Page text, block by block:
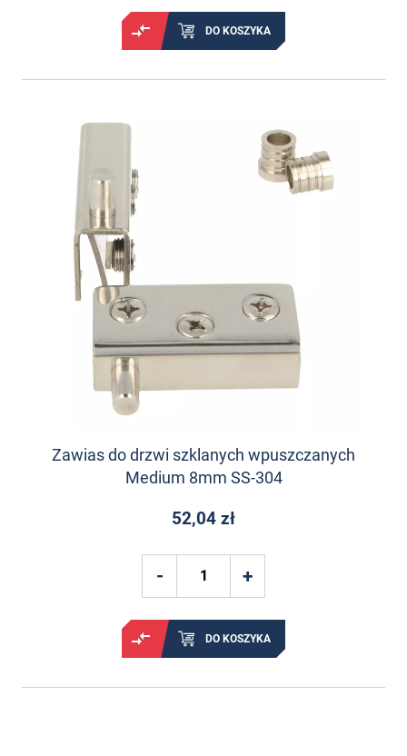
DO KOSZYKA
Zawias do drzwi szklanych wpuszczanych
Medium 8mm SS-304
52,04 zł
DO KOSZYKA